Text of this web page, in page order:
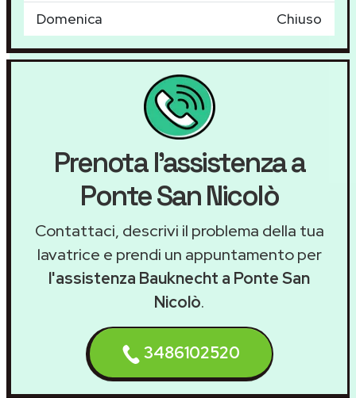
Domenica
Chiuso
Prenota l'assistenza a
Ponte San Nicolò
Contattaci, descrivi il problema della tua
lavatrice e prendi un appuntamento per
l'assistenza Bauknecht a Ponte San
Nicolò.
3486102520